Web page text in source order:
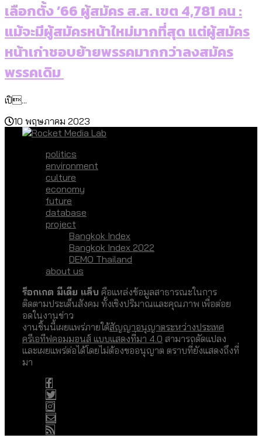
เลือกตั้ง ’66 ผู้สมัคร ส.ส. เขต 4,781 คน :
แม้จะมีผู้สมัครหน้าใหม่มากที่สุด แต่ผู้สมัคร
หน้าเก่าชอบย้ายพรรคมากกว่าลงสมัคร
พรรคเดิม
เปิ...
10 พฤษภาคม 2023
politics
environment
culture
economy
future
database
project
Bangkok Index
Bangkok Index 2022
DEMO Thailand
about us
ร็อกเกต มีเดีย แล็บ คือแหล่งข้อมูลสาธารณะในการ
ติดตามประเด็นสังคม ทั้งเชิงปริมาณและคุณภาพ เพื่อต่อย
อดในงานข่าว
งานชิ้นนี้เผยแพร่ภายใต้สัญญาอนุญาตระหว่างประเทศ
ครีเอทีฟคอมมอนส์ แบบแสดงที่มา 4.0 สามารถดัดแปลง
และเผยแพร่ต่อได้โดยไม่ต้องขออนุญาต ตราบที่ยังแสดงถึงที่
มา